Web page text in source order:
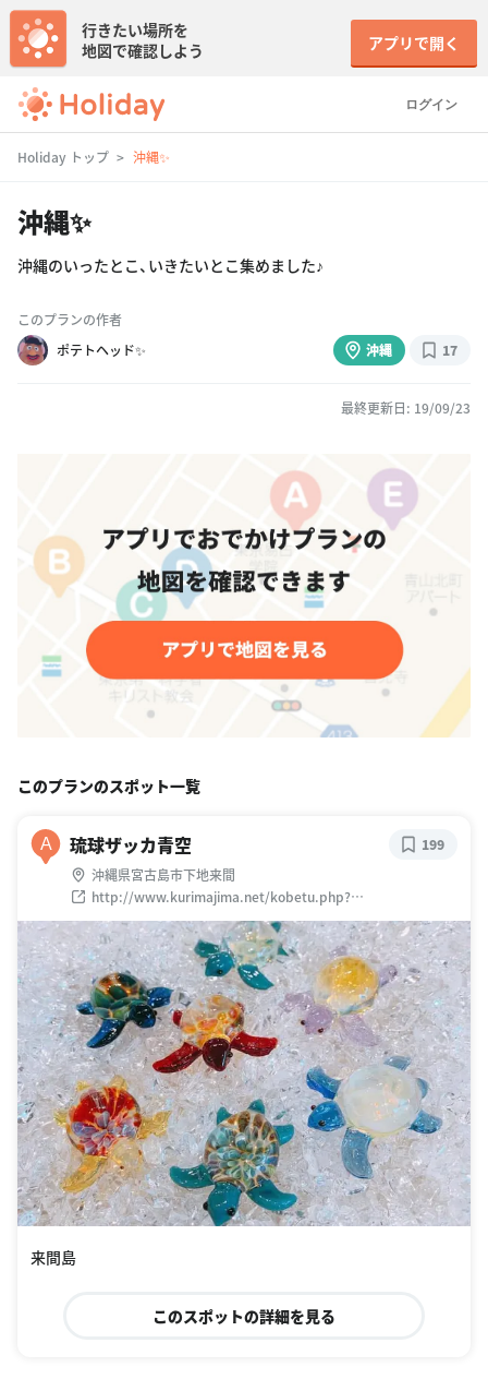
ログイン
行きたい場所を
地図で確認しよう
アプリで開く
Holiday トップ 沖縄✨
沖縄✨
沖縄のいったとこ、いきたいとこ集めました♪
このプランの作者
ポテトヘッド✨
沖縄 17
最終更新日: 19/09/23
このプランのスポット一覧
A 琉球ザッカ青空
沖縄県宮古島市下地来間
http://www.kurimajima.net/kobetu.php?
pubid=1569&cate1id=98&p=1&p_ref=
199
来間島
このスポットの詳細を見る